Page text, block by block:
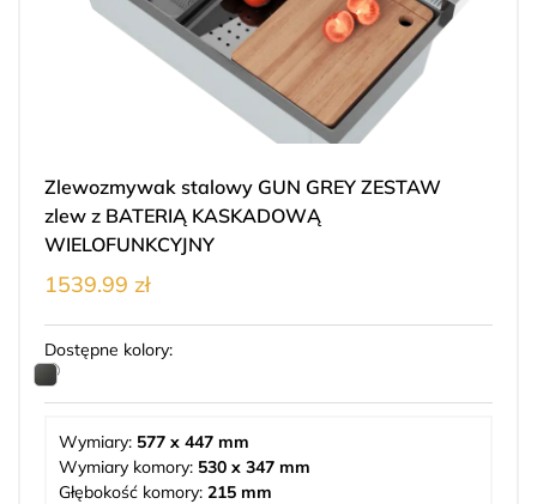
Zlewozmywak stalowy GUN GREY ZESTAW
zlew z BATERIĄ KASKADOWĄ
WIELOFUNKCYJNY
1539.99 zł
Dostępne kolory:
Wymiary: 577 x 447 mm
Wymiary komory: 530 x 347 mm
Głębokość komory: 215 mm